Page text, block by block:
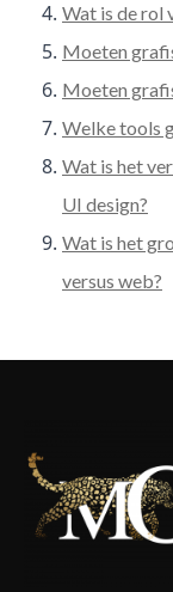
Wat is de rol
Moeten
Moeten
Welke tools
Wat is het
UI design?
Wat is het
versus web?